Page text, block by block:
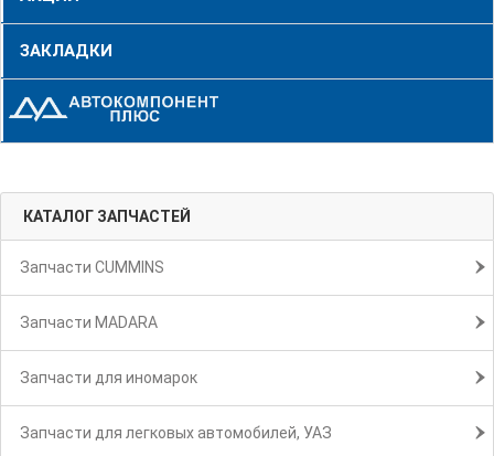
ЗАКЛАДКИ
КАТАЛОГ ЗАПЧАСТЕЙ
Запчасти CUMMINS
Запчасти MADARA
Запчасти для иномарок
Запчасти для легковых автомобилей, УАЗ